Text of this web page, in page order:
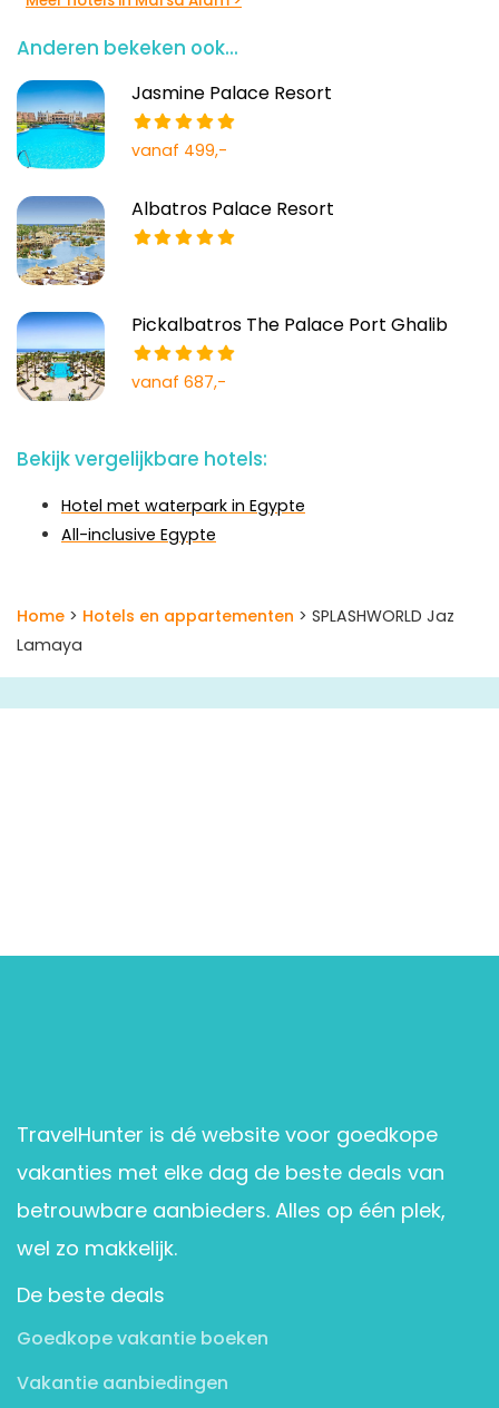
Anderen bekeken ook...
Jasmine Palace Resort
vanaf 499,-
Albatros Palace Resort
Pickalbatros The Palace Port Ghalib
vanaf 687,-
Bekijk vergelijkbare hotels:
Hotel met waterpark in Egypte
All-inclusive Egypte
Home > Hotels en appartementen > SPLASHWORLD Jaz
Lamaya
TravelHunter is dé website voor goedkope
vakanties met elke dag de beste deals van
betrouwbare aanbieders. Alles op één plek,
wel zo makkelijk.
De beste deals
Goedkope vakantie boeken
Vakantie aanbiedingen